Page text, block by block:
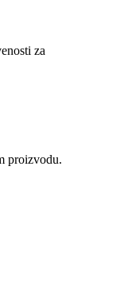
za
proizvodu.